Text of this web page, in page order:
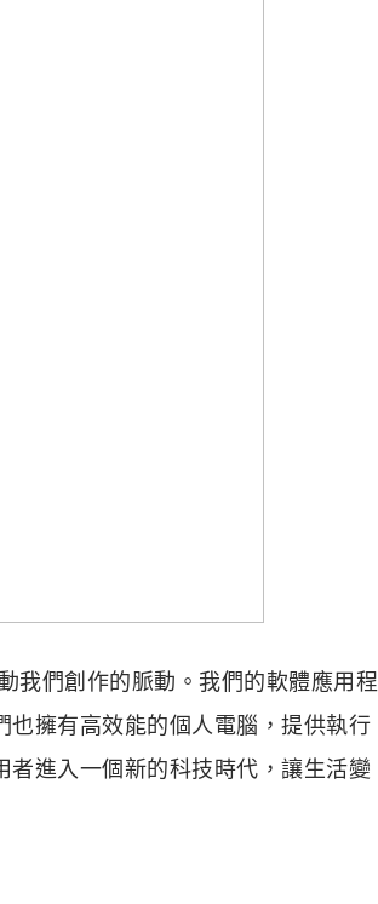
我們創作的脈動。我們的軟體應用程
擁有高效能的個人電腦，提供執行
進入一個新的科技時代，讓生活變